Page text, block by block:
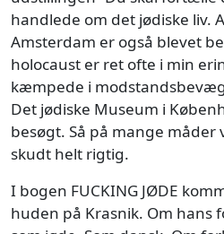
handlede om det jødiske liv.
Amsterdam er også blevet
holocaust er ret ofte i min
kæmpede i
Det jødiske Museum i
besøgt. Så på mange måder
skudt helt rigtig.
I bogen FUCKING JØDE
huden på Krasnik. Om hans